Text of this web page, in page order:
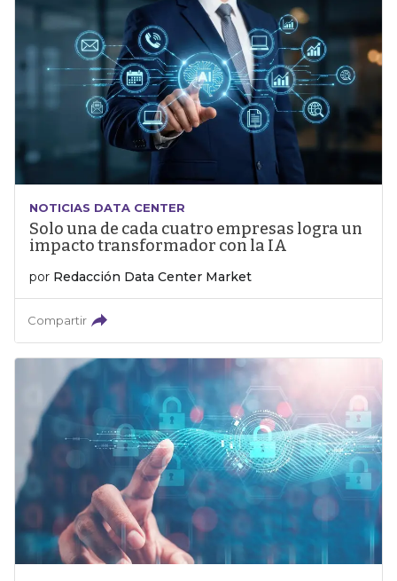
NOTICIAS DATA CENTER
Solo una de cada cuatro empresas logra un
impacto transformador con la IA
por Redacción Data Center Market
Compartir